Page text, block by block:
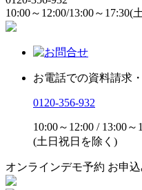
10:00～12:00/13:00～17:30(
お電話での資料請求
0120-356-932
10:00～12:00 / 13:00～
(土日祝日を除く)
オンラインデモ予約 お申